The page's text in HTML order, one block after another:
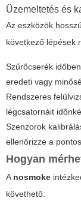
Üzemeltetés és
Az eszközök
következő lépések
Szűrőcserék
eredeti vagy
Rendszeres
légcsatornáit
Szenzorok
ellenőrizze a
Hogyan
Anosmoke
követhető: